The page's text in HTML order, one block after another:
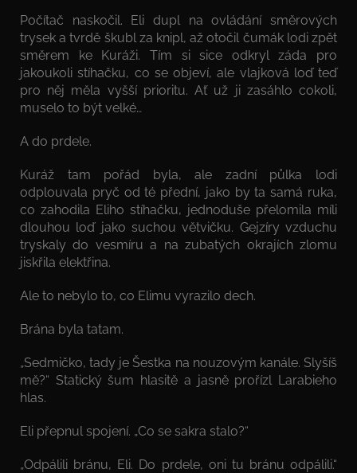
Počítač naskočil. Eli dupl na ovládání směrových
trysek a tvrdě škubl za knipl, až otočil čumák lodi zpět
směrem ke Kuráži. Tím si sice odkryl záda pro
jakoukoli stíhačku, co se objeví, ale vlajková loď teď
pro něj měla vyšší prioritu. Ať už ji zasáhlo cokoli,
muselo to být velké…
A do prdele.
Kuráž tam pořád byla, ale zadní půlka lodi
odplouvala pryč od té přední, jako by ta samá ruka,
co zahodila Eliho stíhačku, jednoduše přelomila míli
dlouhou loď jako suchou větvičku. Gejzíry vzduchu
tryskaly do vesmíru a na zubatých okrajích zlomu
jiskřila elektřina.
Ale to nebylo to, co Elimu vyrazilo dech.
Brána byla tatam.
„Sedmičko, tady je Šestka na nouzovým kanále. Slyšíš
mě?“ Statický šum hlasitě a jasně prořízl Larabieho
hlas.
Eli přepnul spojení. „Co se sakra stalo?“
„Odpálili bránu, Eli. Do prdele, oni tu bránu odpálili.“